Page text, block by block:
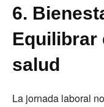
6.
Equilibrar
salud
La jornada laboral